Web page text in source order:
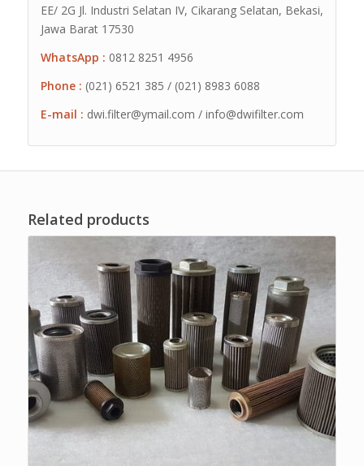
EE/ 2G Jl. Industri Selatan IV, Cikarang Selatan, Bekasi,
Jawa Barat 17530
WhatsApp : 0812 8251 4956
Phone : (021) 6521 385 / (021) 8983 6088
E-mail : dwi.filter@ymail.com / info@dwifilter.com
Related products